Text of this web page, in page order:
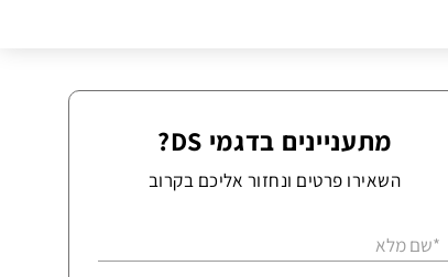
מתעניינים בדגמי DS?
השאירו פרטים ונחזור אליכם בקרוב
*שם מלא